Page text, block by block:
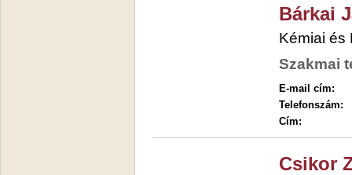
Bárkai
Kémiai és
Szakmai
E-mail cím:
Telefonszám:
Cím:
Csikor